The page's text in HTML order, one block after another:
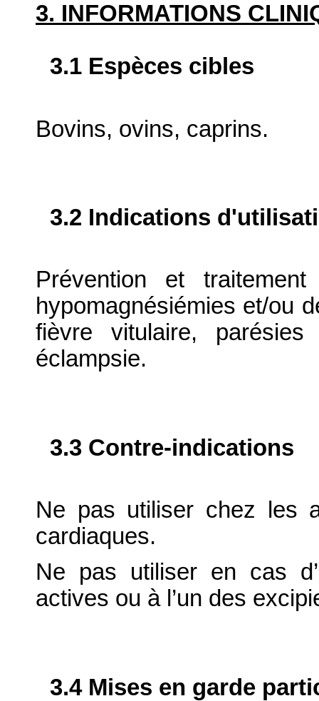
3. INFORMATIONS
3.1 Espèces cibles
Bovins, ovins, caprins.
3.2 Indications
Prévention et
hypomagnésiémies et/ou
fièvre vitulaire, parésies
éclampsie.
3.3 Contre-indications
Ne pas utiliser chez les
cardiaques.
Ne pas utiliser en cas
actives ou à l’un des
3.4 Mises en garde